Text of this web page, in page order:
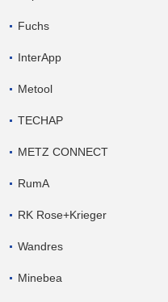
Fuchs
InterApp
Metool
TECHAP
METZ CONNECT
RumA
RK Rose+Krieger
Wandres
Minebea